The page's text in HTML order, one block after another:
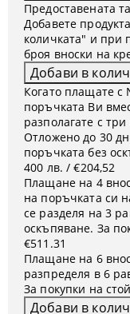
Предоставената
Добавете
количката" и при
броя вноски на
Когато плащате с
поръчката Ви
разполагате с
Отложено до 30
поръчката без
400 лв. / €204,52
Плащане на 4
на поръчката си
се разделя на 3
оскъпяване. За
€511.31
Плащане на 6
разпределя в 6
За покупки на